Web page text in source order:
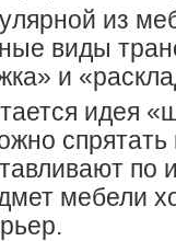
из
виды
и
идея
по
мебели